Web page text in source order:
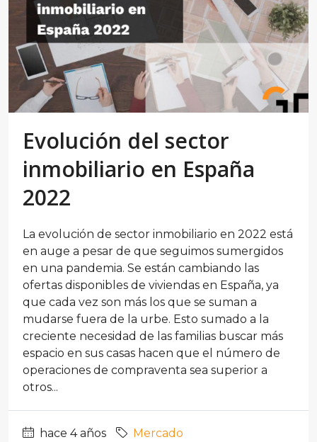
Evolución del sector
inmobiliario en España
2022
La evolución de sector inmobiliario en 2022 está
en auge a pesar de que seguimos sumergidos
en una pandemia. Se están cambiando las
ofertas disponibles de viviendas en España, ya
que cada vez son más los que se suman a
mudarse fuera de la urbe. Esto sumado a la
creciente necesidad de las familias buscar más
espacio en sus casas hacen que el número de
operaciones de compraventa sea superior a
otros...
hace 4 años Mercado